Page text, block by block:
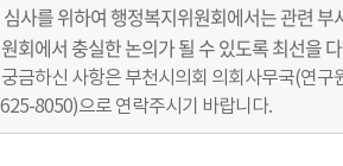
사를 위하여 행정복지위원회에서는 관련
회에서 충실한 논의가 될 수 있도록 최선을
금하신 사항은 부천시의회 의회사무국(연
8050)으로 연락주시기 바랍니다.